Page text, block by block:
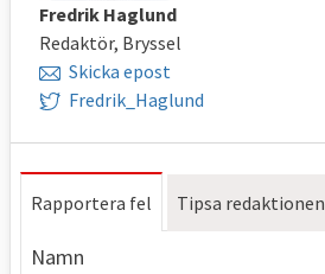
Fredrik Haglund
Redaktör, Bryssel
Skicka epost
Fredrik_Haglund
Rapportera fel Tipsa redaktionen
Namn